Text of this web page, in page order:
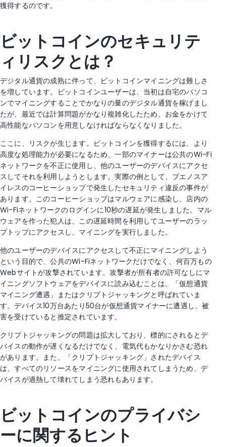
獲得するのです。
ビットコインのセキュリテ
ィリスクとは？
デジタル通貨の成熟に伴って、ビットコインマイニングは難しさ
を増しています。ビットコインユーザーは、当初は自宅のパソコ
ンでマイニングすることでかなりの量のデジタル通貨を稼げまし
たが、最近では計算問題がかなり複雑化したため、お金をかけて
高性能なパソコンを用意しなければならなくなりました。
ここに、リスクが生じます。ビットコインを獲得するには、より
高度な処理能力が必要になるため、一部のマイナーは公共のWi-Fi
ネットワークを不正に使用し、他のユーザーのデバイスにアクセ
スしてそれを利用しようとします。実際の例として、ブエノスア
イレスのコーヒーショップで発生したセキュリティ違反の事件が
あります。このコーヒーショップはマルウェアに感染し、店内の
Wi-Fiネットワークのログインに10秒の遅延が発生しました。マル
ウェアを作った犯人は、この遅延時間を利用してユーザーのラッ
プトップにアクセスし、マイニングを実行しました。
他のユーザーのデバイスにアクセスして不正にマイニングしよう
という目的で、公共のWi-Fiネットワークだけでなく、何百万もの
Webサイトが攻撃されています。攻撃者が所有者の許可なしにマ
イニングソフトウェアをデバイスに読み込むことは、「仮想通貨
マイニング遭遇」またはクリプトジャッキングと呼ばれていま
す。デバイス10万台あたり50台が仮想通貨マイナーに遭遇し、被
害を受けていると推定されています。
クリプトジャッキングの問題は拡大しており、標的にされるとデ
バイスの動作が遅くなるだけでなく、電気代もかなりかさむ恐れ
があります。また、「クリプトジャッキング」されたデバイス
は、すべてのリソースをマイニングに使用されてしまうため、デ
バイスが過熱して壊れてしまう恐れもあります。
ビットコインのプライバシ
ーに関するヒント